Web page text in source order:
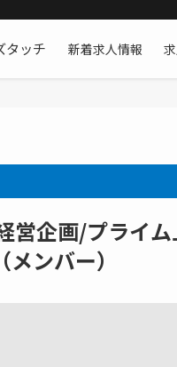
ビズタッチ
新着求人情報
営企画/プライ
ンバー）